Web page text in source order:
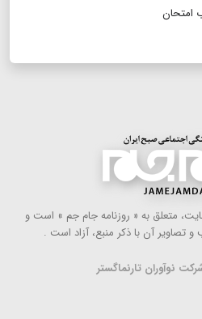
امتحان
متعلق به « روزنامه جام جم » است و
و تصاویر آن با ذكر منبع، آزاد است .
نوآوران تارنماگستر